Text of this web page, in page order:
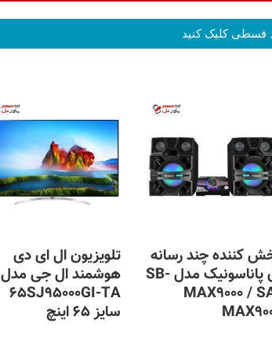
قسطی کلیک کنید
کننده چند رسانه
ای پاناسونیک مدل SB-
MAX9000 /
تلویزیون ال ای دی
هوشمند ال جی مدل
65SJ95000GI-TA
سایز 65 اینچ